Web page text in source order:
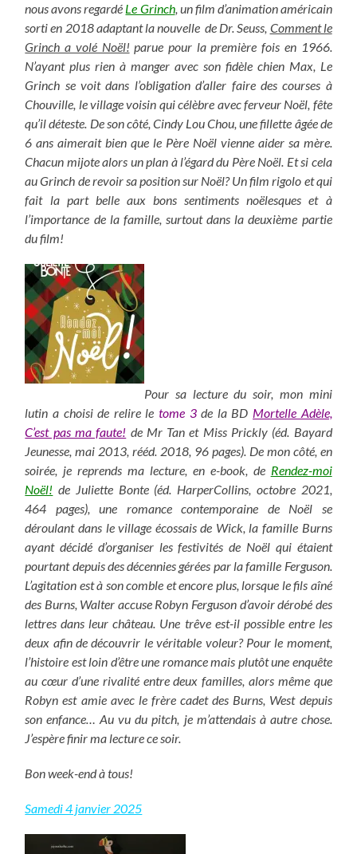
nous avons regardé Le Grinch, un film d’animation américain
sorti en 2018 adaptant la nouvelle de Dr. Seuss, Comment le
Grinch a volé Noël! parue pour la première fois en 1966.
N’ayant plus rien à manger avec son fidèle chien Max, Le
Grinch se voit dans l’obligation d’aller faire des courses à
Chouville, le village voisin qui célèbre avec ferveur Noël, fête
qu’il déteste. De son côté, Cindy Lou Chou, une fillette âgée de
6 ans aimerait bien que le Père Noël vienne aider sa mère.
Chacun mijote alors un plan à l’égard du Père Noël. Et si cela
au Grinch de revoir sa position sur Noël? Un film rigolo et qui
fait la part belle aux bons sentiments noëlesques et à
l’importance de la famille, surtout dans la deuxième partie
du film!
Pour sa lecture du soir, mon mini
lutin a choisi de relire le tome 3de la BD Mortelle Adèle,
C’est pas ma faute! de Mr Tan et Miss Prickly (éd. Bayard
Jeunesse, mai 2013, rééd. 2018, 96 pages). De mon côté, en
soirée, je reprends ma lecture, en e-book, de Rendez-moi
Noël! de Juliette Bonte (éd. HarperCollins, octobre 2021,
464 pages), une romance contemporaine de Noël se
déroulant dans le village écossais de Wick, la famille Burns
ayant décidé d’organiser les festivités de Noël qui étaient
pourtant depuis des décennies gérées par la famille Ferguson.
L’agitation est à son comble et encore plus, lorsque le fils aîné
des Burns, Walter accuse Robyn Ferguson d’avoir dérobé des
lettres dans leur château. Une trêve est-il possible entre les
deux afin de découvrir le véritable voleur? Pour le moment,
l’histoire est loin d’être une romance mais plutôt une enquête
au cœur d’une rivalité entre deux familles, alors même que
Robyn est amie avec le frère cadet des Burns, West depuis
son enfance… Au vu du pitch, je m’attendais à autre chose.
J’espère finir ma lecture ce soir.
Bon week-end à tous!
Samedi 4 janvier 2025